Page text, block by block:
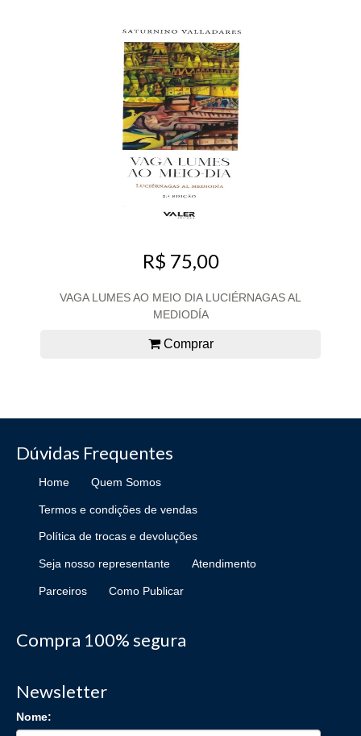
R$ 75,00
VAGA LUMES AO MEIO DIA LUCIÉRNAGAS AL
MEDIODÍA
Comprar
Dúvidas Frequentes
Home Quem Somos
Termos e condições de vendas
Política de trocas e devoluções
Seja nosso representante Atendimento
Parceiros Como Publicar
Compra 100% segura
Newsletter
Nome: